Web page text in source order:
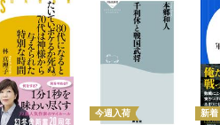
今週入荷 新着